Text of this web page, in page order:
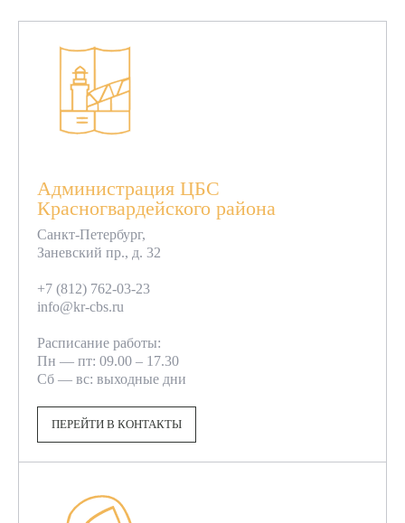
Администрация ЦБС
Красногвардейского района
Санкт-Петербург,
Заневский пр., д. 32
+7 (812) 762-03-23
info@kr-cbs.ru
Расписание работы:
Пн — пт: 09.00 – 17.30
Сб — вс: выходные дни
ПЕРЕЙТИ В КОНТАКТЫ